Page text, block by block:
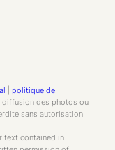
politique de
diffusion des photos ou
sans autorisation
text contained in